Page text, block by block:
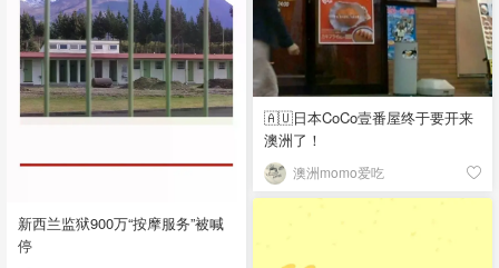
🇦🇺日本CoCo壹番屋终于要开来
澳洲了！
澳洲momo爱吃
新西兰监狱900万“按摩服务”被喊
停